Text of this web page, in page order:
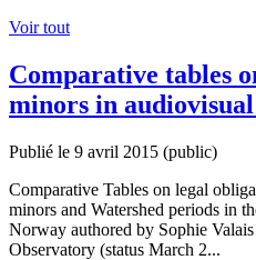
Voir tout
Comparative tables
minors in
Publié le 9 avril 2015 (public)
Comparative Tables on legal
minors and Watershed periods in
Norway authored by Sophie
Observatory (status March 2...